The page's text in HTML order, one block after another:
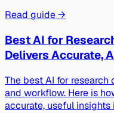
Read guide →
Best AI for
Delivers Accurate,
The best AI for research
and workflow. Here is
accurate, useful